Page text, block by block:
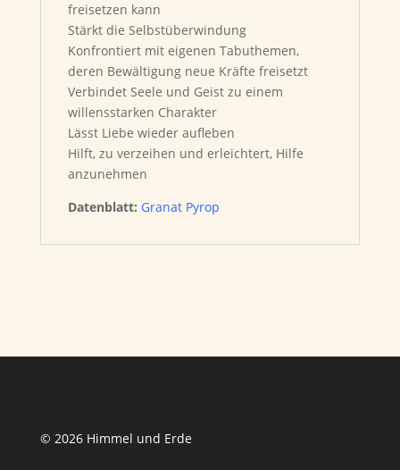
freisetzen kann
Stärkt die Selbstüberwindung
Konfrontiert mit eigenen Tabuthemen,
deren Bewältigung neue Kräfte freisetzt
Verbindet Seele und Geist zu einem
willensstarken Charakter
Lässt Liebe wieder aufleben
Hilft, zu verzeihen und erleichtert, Hilfe
anzunehmen
Datenblatt: Granat Pyrop
© 2026 Himmel und Erde